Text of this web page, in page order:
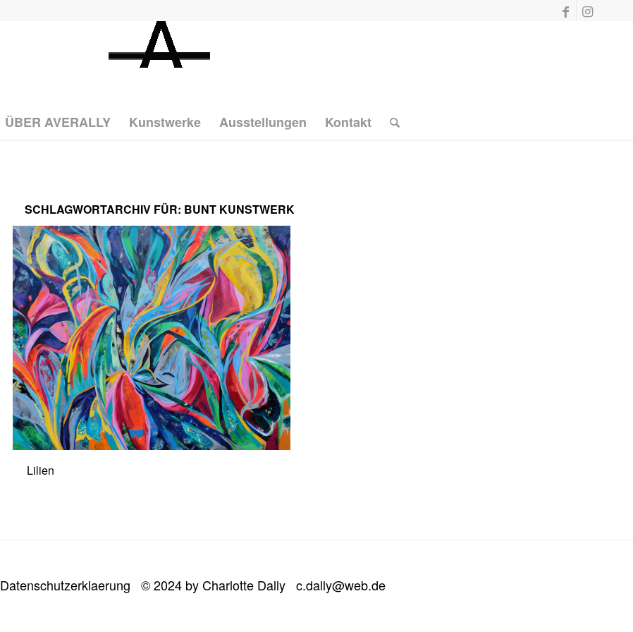
ÜBER AVERALLY Kunstwerke Ausstellungen Kontakt
SCHLAGWORTARCHIV FÜR: BUNT KUNSTWERK
Lilien
Datenschutzerklaerung © 2024 by Charlotte Dally c.dally@web.de